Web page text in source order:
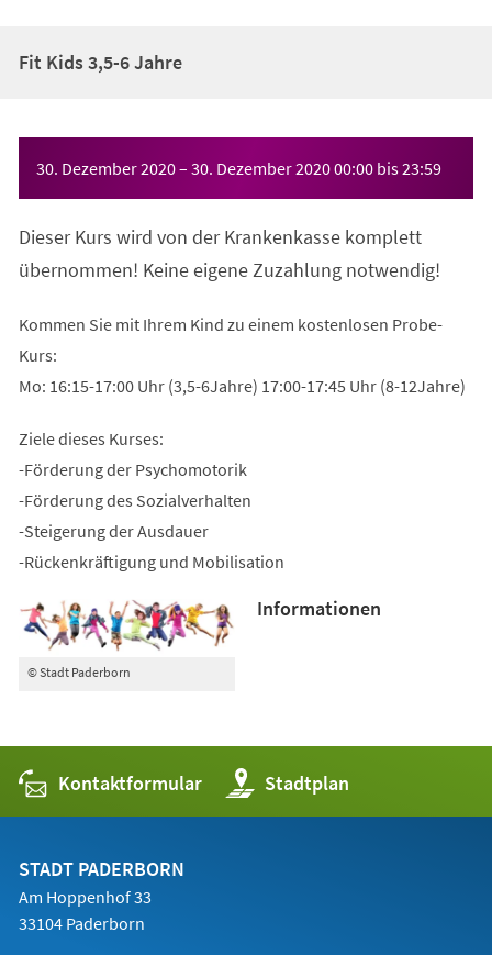
Fit Kids 3,5-6 Jahre
30. Dezember 2020– 30. Dezember 202000:00 bis23:59
Dieser Kurs wird von der Krankenkasse komplett
übernommen! Keine eigene Zuzahlung notwendig!
Kommen Sie mit Ihrem Kind zu einem kostenlosen Probe-
Kurs:
Mo: 16:15-17:00 Uhr (3,5-6Jahre) 17:00-17:45 Uhr (8-12Jahre)
Ziele dieses Kurses:
-Förderung der Psychomotorik
-Förderung des Sozialverhalten
-Steigerung der Ausdauer
-Rückenkräftigung und Mobilisation
© Stadt Paderborn
Informationen
Kontaktformular Stadtplan
(Öffnet
in
einem
STADT PADERBORN
Am Hoppenhof 33
33104 Paderborn